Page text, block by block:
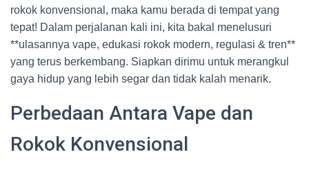
rokok konvensional, maka kamu berada di tempat yang
tepat! Dalam perjalanan kali ini, kita bakal menelusuri
**ulasannya vape, edukasi rokok modern, regulasi & tren**
yang terus berkembang. Siapkan dirimu untuk merangkul
gaya hidup yang lebih segar dan tidak kalah menarik.
Perbedaan Antara Vape dan
Rokok Konvensional